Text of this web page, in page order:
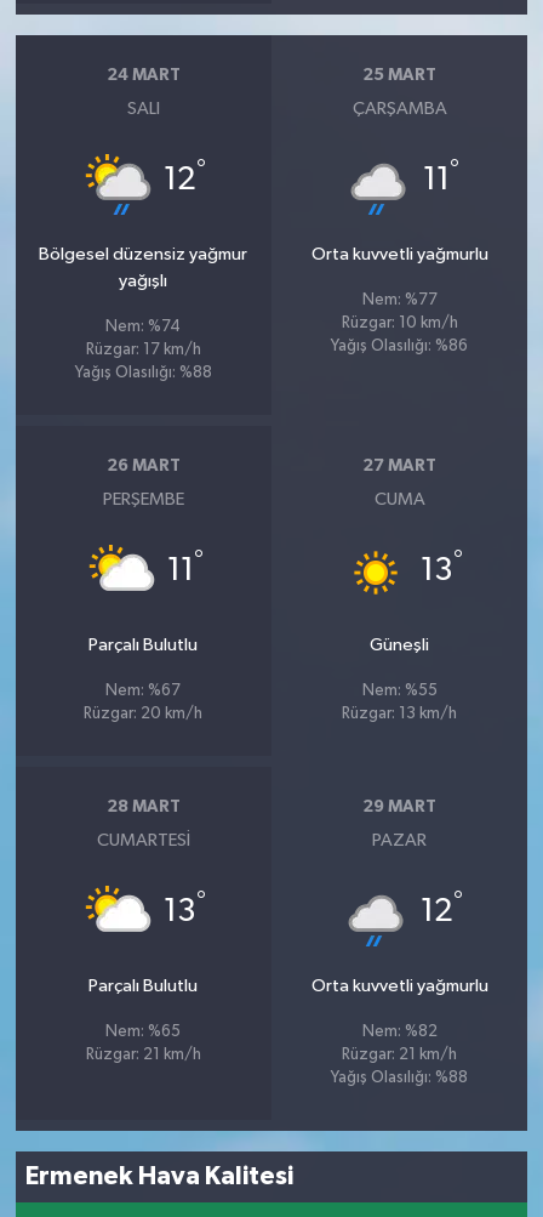
24 MART
SALI
12°
Bölgesel düzensiz yağmur
yağışlı
Nem: %74
Rüzgar: 17 km/h
Yağış Olasılığı: %88
25 MART
ÇARŞAMBA
11 °
Orta kuvvetli yağmurlu
Nem: %77
Rüzgar: 10 km/h
Yağış Olasılığı: %86
26 MART
PERŞEMBE
11 °
Parçalı Bulutlu
Nem: %67
Rüzgar: 20 km/h
27 MART
CUMA
13°
Güneşli
Nem: %55
Rüzgar: 13 km/h
28 MART
CUMARTESI
13°
Parçalı Bulutlu
Nem: %65
Rüzgar: 21 km/h
29 MART
PAZAR
12°
Orta kuvvetli yağmurlu
Nem: %82
Rüzgar: 21 km/h
Yağış Olasılığı: %88
Ermenek Hava Kalitesi